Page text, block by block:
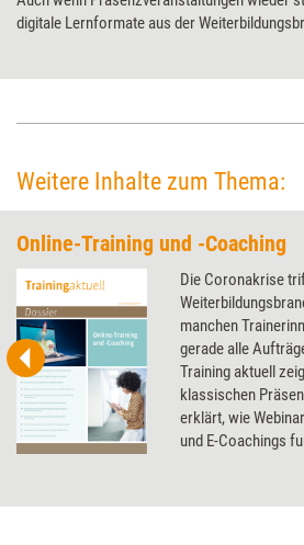
digitale Lernformate aus der
Weitere Inhalte zum Thema:
Online-Training und -Coaching
Die Coronakrise
manchen
gerade alle
Training aktuell
klassischen
erklärt, wie
und E-Coachings